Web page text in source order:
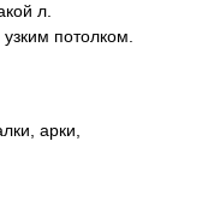
л.
потолком.
арки,